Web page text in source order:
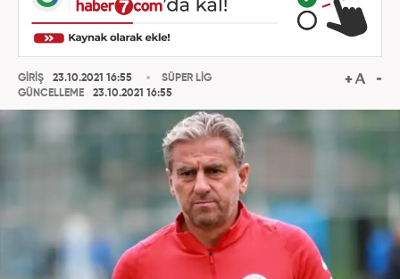
GİRİŞ
23.10.2021 16:55
GÜNCELLEME
23.10.2021 16:55
SÜPER LİG